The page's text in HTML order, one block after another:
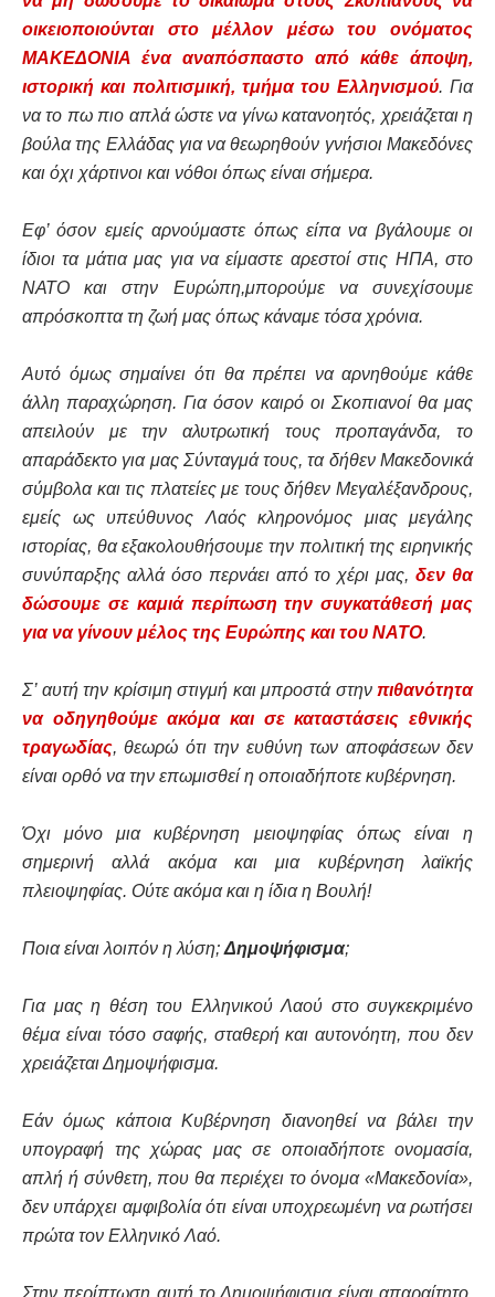
οικειοποιούνται στο μέλλον μέσω του ονόματος
ΜΑΚΕΔΟΝΙΑ ένα αναπόσπαστο από κάθε άποψη,
ιστορική και πολιτισμική, τμήμα του Ελληνισμού. Για
να το πω πιο απλά ώστε να γίνω κατανοητός, χρειάζεται η
βούλα της Ελλάδας για να θεωρηθούν γνήσιοι Μακεδόνες
και όχι χάρτινοι και νόθοι όπως είναι σήμερα.
Εφ’ όσον εμείς αρνούμαστε όπως είπα να βγάλουμε οι
ίδιοι τα μάτια μας για να είμαστε αρεστοί στις ΗΠΑ, στο
ΝΑΤΟ και στην Ευρώπη,μπορούμε να συνεχίσουμε
απρόσκοπτα τη ζωή μας όπως κάναμε τόσα χρόνια.
Αυτό όμως σημαίνει ότι θα πρέπει να αρνηθούμε κάθε
άλλη παραχώρηση. Για όσον καιρό οι Σκοπιανοί θα μας
απειλούν με την αλυτρωτική τους προπαγάνδα, το
απαράδεκτο για μας Σύνταγμά τους, τα δήθεν Μακεδονικά
σύμβολα και τις πλατείες με τους δήθεν Μεγαλέξανδρους,
εμείς ως υπεύθυνος Λαός κληρονόμος μιας μεγάλης
ιστορίας, θα εξακολουθήσουμε την πολιτική της ειρηνικής
συνύπαρξης αλλά όσο περνάει από το χέρι μας,δεν θα
δώσουμε σε καμιά περίπωση την συγκατάθεσή μας
για να γίνουν μέλος της Ευρώπης και του ΝΑΤΟ.
Σ’ αυτή την κρίσιμη στιγμή και μπροστά στην πιθανότητα
να οδηγηθούμε ακόμα και σε καταστάσεις εθνικής
τραγωδίας, θεωρώ ότι την ευθύνη των αποφάσεων δεν
είναι ορθό να την επωμισθεί η οποιαδήποτε κυβέρνηση.
Όχι μόνο μια κυβέρνηση μειοψηφίας όπως είναι η
σημερινή αλλά ακόμα και μια κυβέρνηση λαϊκής
πλειοψηφίας. Ούτε ακόμα και η ίδια η Βουλή!
Ποια είναι λοιπόν η λύση;Δημοψήφισμα;
Για μας η θέση του Ελληνικού Λαού στο συγκεκριμένο
θέμα είναι τόσο σαφής, σταθερή και αυτονόητη, που δεν
χρειάζεται Δημοψήφισμα.
Εάν όμως κάποια Κυβέρνηση διανοηθεί να βάλει την
υπογραφή της χώρας μας σε οποιαδήποτε ονομασία,
απλή ή σύνθετη, που θα περιέχει το όνομα «Μακεδονία»,
δεν υπάρχει αμφιβολία ότι είναι υποχρεωμένη να ρωτήσει
πρώτα τον Ελληνικό Λαό.
Στην περίπτωση αυτή το Δημοψήφισμα είναι απαραίτητο.